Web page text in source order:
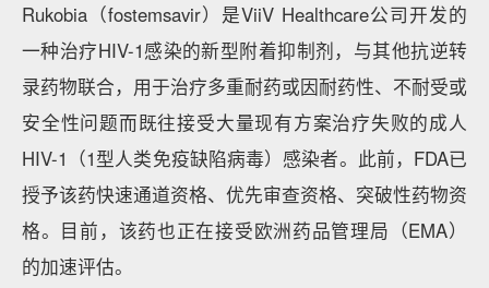
Rukobia（fostemsavir）是ViiV Healthcare公司开发的
一种治疗HIV-1感染的新型附着抑制剂，与其他抗逆转
录药物联合，用于治疗多重耐药或因耐药性、不耐受或
安全性问题而既往接受大量现有方案治疗失败的成人
HIV-1（1型人类免疫缺陷病毒）感染者。此前，FDA已
授予该药快速通道资格、优先审查资格、突破性药物资
格。目前，该药也正在接受欧洲药品管理局（EMA）
的加速评估。